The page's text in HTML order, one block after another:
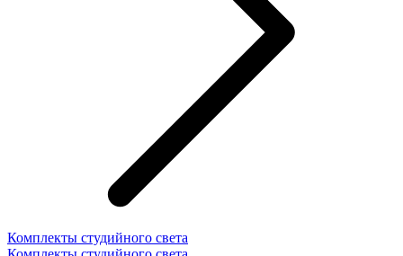
Комплекты студийного света